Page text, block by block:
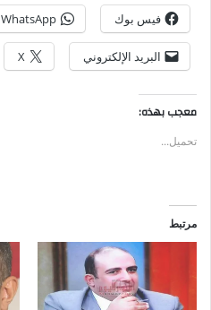
فيس بوك WhatsApp
البريد الإلكتروني X
معجب بهذه:
تحميل...
مرتبط